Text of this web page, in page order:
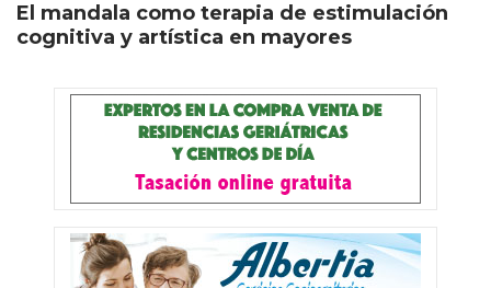
El mandala como terapia de estimulación
cognitiva y artística en mayores